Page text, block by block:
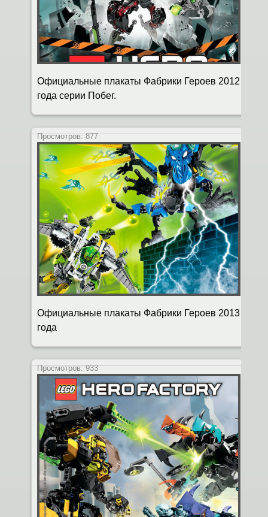
Официальные плакаты Фабрики Героев 2012
года серии Побег.
Просмотров:877
Официальные плакаты Фабрики Героев 2013
года
Просмотров:933